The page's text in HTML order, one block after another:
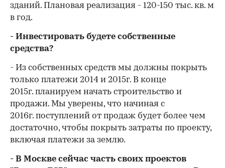
зданий. Плановая реализация - 120-150 тыс. кв. м
в год.
- Инвестировать будете собственные
средства?
- Из собственных средств мы должны покрыть
только платежи 2014 и 2015г. В конце
2015г. планируем начать строительство и
продажи. Мы уверены, что начиная с
2016г. поступлений от продаж будет более чем
достаточно, чтобы покрыть затраты по проекту,
включая платежи за землю.
- В Москве сейчас часть своих проектов